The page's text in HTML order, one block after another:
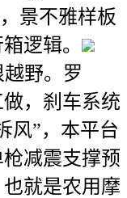
景不雅样板
逻辑。
越野。罗
，刹车系统
风”，本平台
减震支撑预
就是农用摩